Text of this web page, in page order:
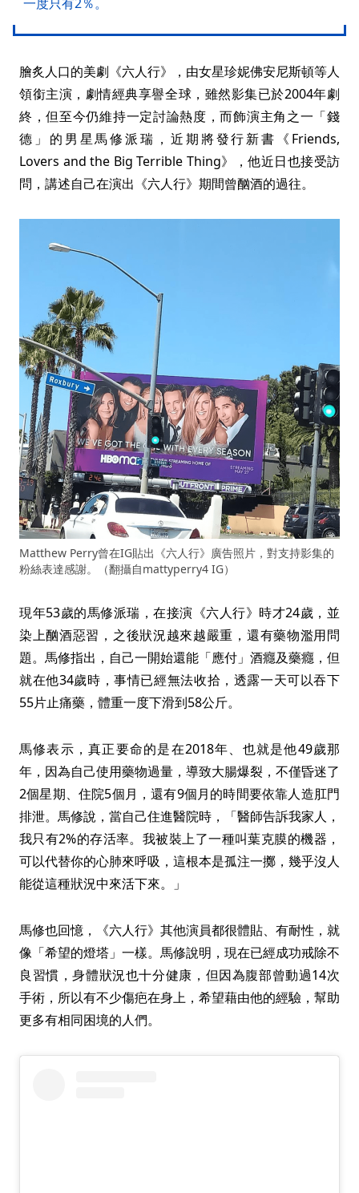
膾炙人口的美劇《六人行》，由女星珍妮佛安尼斯頓等人
領銜主演，劇情經典享譽全球，雖然影集已於2004年劇
終，但至今仍維持一定討論熱度，而飾演主角之一「錢
德」的男星馬修派瑞，近期將發行新書《Friends,
Lovers and the Big Terrible Thing》，他近日也接受訪
問，講述自己在演出《六人行》期間曾酗酒的過往。
Matthew Perry曾在IG貼出《六人行》廣告照片，對支持影集的
粉絲表達感謝。（翻攝自mattyperry4 IG）
現年53歲的馬修派瑞，在接演《六人行》時才24歲，並
染上酗酒惡習，之後狀況越來越嚴重，還有藥物濫用問
題。馬修指出，自己一開始還能「應付」酒癮及藥癮，但
就在他34歲時，事情已經無法收拾，透露一天可以吞下
55片止痛藥，體重一度下滑到58公斤。
馬修表示，真正要命的是在2018年、也就是他49歲那
年，因為自己使用藥物過量，導致大腸爆裂，不僅昏迷了
2個星期、住院5個月，還有9個月的時間要依靠人造肛門
排泄。馬修說，當自己住進醫院時，「醫師告訴我家人，
我只有2%的存活率。我被裝上了一種叫葉克膜的機器，
可以代替你的心肺來呼吸，這根本是孤注一擲，幾乎沒人
能從這種狀況中來活下來。」
馬修也回憶，《六人行》其他演員都很體貼、有耐性，就
像「希望的燈塔」一樣。馬修說明，現在已經成功戒除不
良習慣，身體狀況也十分健康，但因為腹部曾動過14次
手術，所以有不少傷疤在身上，希望藉由他的經驗，幫助
更多有相同困境的人們。